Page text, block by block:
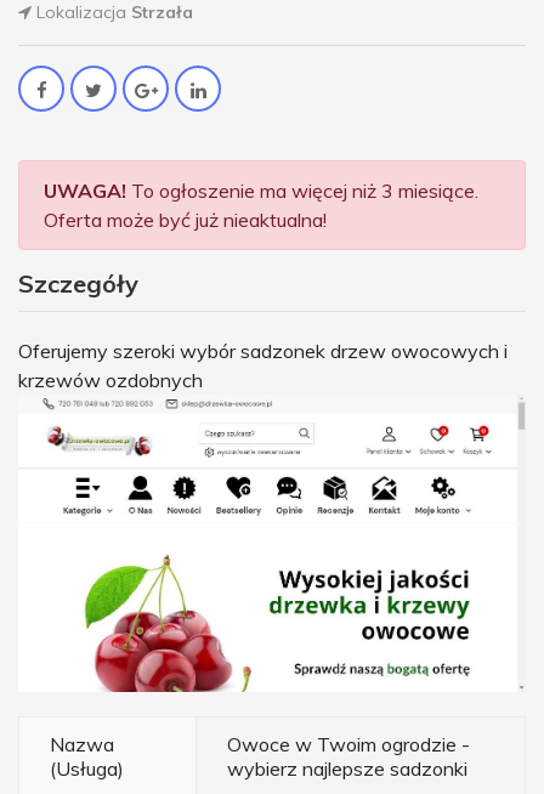
Lokalizacja Strzała
UWAGA! To ogłoszenie ma więcej niż 3 miesiące.
Oferta może być już nieaktualna!
Szczegóły
Oferujemy szeroki wybór sadzonek drzew owocowych i
krzewów ozdobnych
Nazwa
(Usługa)
Owoce w Twoim ogrodzie -
wybierz najlepsze sadzonki